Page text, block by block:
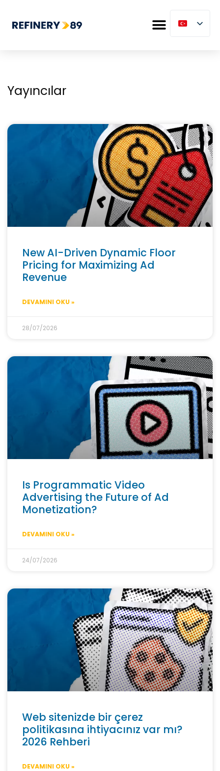
Yayıncılar
New AI-Driven Dynamic Floor
Pricing for Maximizing Ad
Revenue
DEVAMINI OKU »
28/07/2026
Is Programmatic Video
Advertising the Future of Ad
Monetization?
DEVAMINI OKU »
24/07/2026
Web sitenizde bir çerez
politikasına ihtiyacınız var mı?
2026 Rehberi
DEVAMINI OKU »